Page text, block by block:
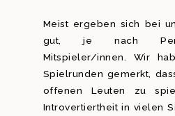
Meist ergeben sich bei
gut, je nach
Mitspieler/innen. Wir
Spielrunden gemerkt,
offenen Leuten zu
Introvertiertheit in vielen